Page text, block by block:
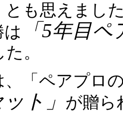
とも思えまし
「5年目ペ
。
、「ペアプロ
ト」 が贈ら